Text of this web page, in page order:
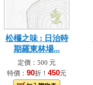
松欏之味 : 日治時
期羅東林場...
定價：500 元
特價： 90折！ 450元